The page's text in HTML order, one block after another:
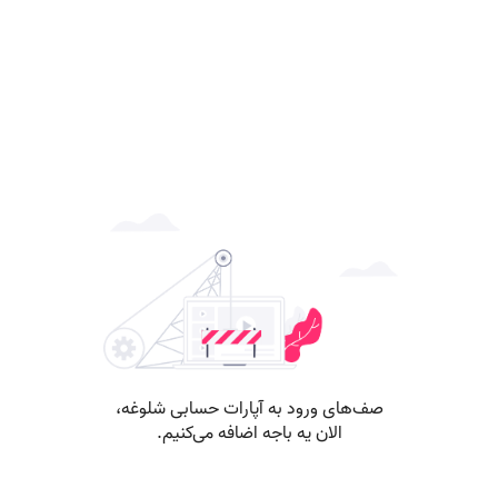
صف‌های ورود به آپارات حسابی شلوغه،
الان یه باجه اضافه می‌کنیم.